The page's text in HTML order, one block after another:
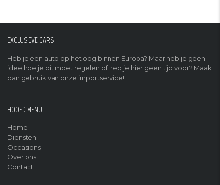
EXCLUSIEVE CARS
Heb je een auto op het oog binnen Europa? Maar heb je geen
idee hoe je dit moet regelen of heb je hier geen tijd voor? Maak
dan gebruik van onze importservice!
HOOFD MENU
Home
Diensten
Occasions
Over ons
Contact